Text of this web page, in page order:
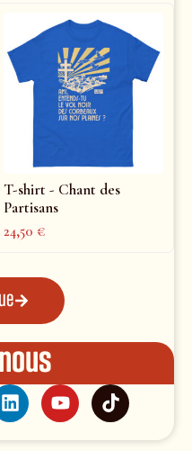
T-shirt - Chant des
Partisans
24,50€